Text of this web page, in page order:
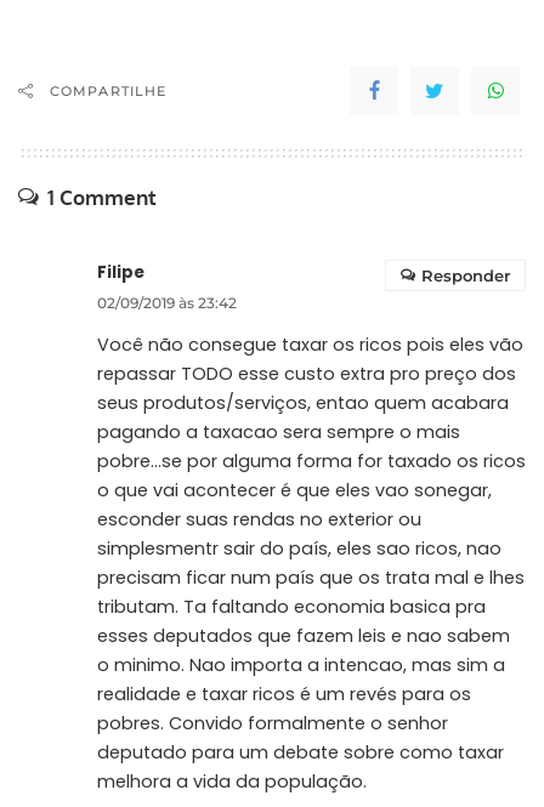
COMPARTILHE
1 Comment
Filipe
02/09/2019 às 23:42
Você não consegue taxar os ricos pois eles vão
repassar TODO esse custo extra pro preço dos
seus produtos/serviços, entao quem acabara
pagando a taxacao sera sempre o mais
pobre…se por alguma forma for taxado os ricos
o que vai acontecer é que eles vao sonegar,
esconder suas rendas no exterior ou
simplesmentr sair do país, eles sao ricos, nao
precisam ficar num país que os trata mal e lhes
tributam. Ta faltando economia basica pra
esses deputados que fazem leis e nao sabem
o minimo. Nao importa a intencao, mas sim a
realidade e taxar ricos é um revés para os
pobres. Convido formalmente o senhor
deputado para um debate sobre como taxar
melhora a vida da população.
Responder